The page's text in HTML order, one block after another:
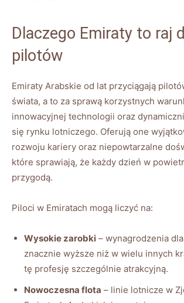
Dlaczego Emiraty to raj
pilotów
Emiraty Arabskie od lat przyciągają
świata, a to za sprawą korzystnych
innowacyjnej technologii oraz
się rynku lotniczego. Oferują one
rozwoju kariery oraz niepowtarzalne
które sprawiają, że każdy dzień w
przygodą.
Piloci w Emiratach mogą liczyć na:
Wysokie zarobki – wynagrodzenia
znacznie wyższe niż w wielu innych
tę profesję szczególnie atrakcyjną.
Nowoczesna flota – linie lotnicze w